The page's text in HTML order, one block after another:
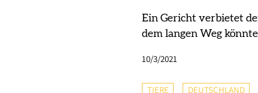
Ein Gericht verbietet
dem langen Weg
10/3/2021
TIERE DEUTSCHLAND